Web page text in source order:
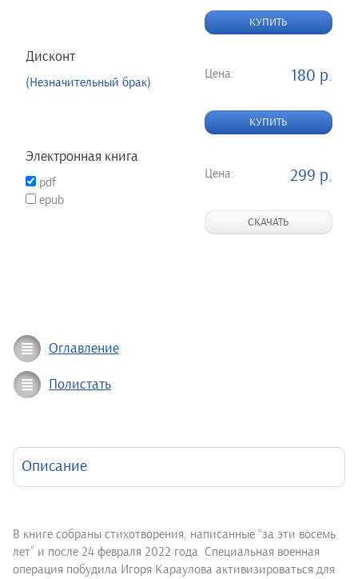
КУПИТЬ
Дисконт
(Незначительный брак)
Цена: 180 р.
КУПИТЬ
Электронная книга
pdf
epub
Цена: 299 р.
СКАЧАТЬ
Оглавление
Полистать
Описание
В книге собраны стихотворения, написанные “за эти восемь
лет” и после 24 февраля 2022 года. Специальная военная
операция побудила Игоря Караулова активизироваться для